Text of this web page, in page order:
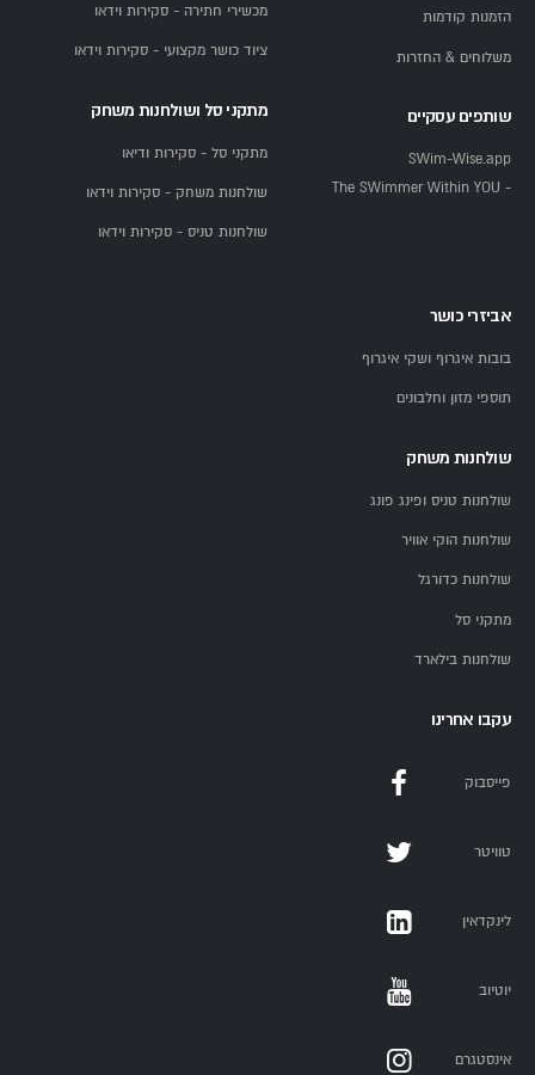
הזמנות קודמות
משלוחים & החזרות
שותפים עסקיים
SWim-Wise.app
- The SWimmer Within YOU
מכשירי חתירה - סקירות וידאו
ציוד כושר מקצועי - סקירות וידאו
מתקני סל ושולחנות משחק
מתקני סל - סקירות ודיאו
שולחנות משחק - סקירות וידאו
שולחנות טניס - סקירות וידאו
אביזרי כושר
בובות איגרוף ושקי איגרוף
תוספי מזון וחלבונים
שולחנות משחק
שולחנות טניס ופינג פונג
שולחנות הוקי אוויר
שולחנות כדורגל
מתקני סל
שולחנות בילארד
עקבו אחרינו
פייסבוק
טוויטר
לינקדאין
יוטיוב
אינסטגרם